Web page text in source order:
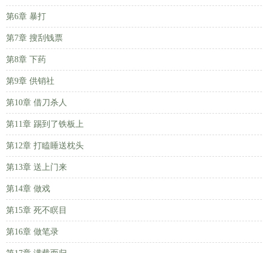
第6章 暴打
第7章 搜刮钱票
第8章 下药
第9章 供销社
第10章 借刀杀人
第11章 踢到了铁板上
第12章 打瞌睡送枕头
第13章 送上门来
第14章 做戏
第15章 死不瞑目
第16章 做笔录